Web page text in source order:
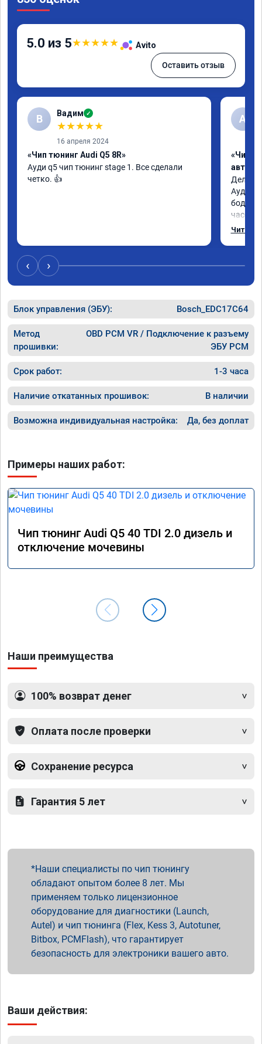
5.0 из 5★★★★★ Avito
Оставить отзыв
В Вадим ✓
★★★★★
16 апреля 2024
«Чип тюнинг Audi Q5 8R»
Ауди q5 чип тюнинг stage 1. Все сделали
четко. 👍
А
«Чип
Делал
как
Читать
‹ ›
Блок управления (ЭБУ): Bosch_EDC17C64
Метод
прошивки:
OBD PCM VR / Подключение к разъему
ЭБУ PCM
Срок работ: 1-3 часа
Наличие откатанных прошивок: В наличии
Возможна индивидуальная настройка: Да, без доплат
Примеры наших работ:
Чип тюнинг Audi Q5 40 TDI 2.0 дизель и
отключение мочевины
Наши преимущества
100% возврат денег
Оплата после проверки
Сохранение ресурса
Гарантия 5 лет
Наши специалисты по чип тюнингу
обладают опытом более 8 лет. Мы
применяем только лицензионное
оборудование для диагностики (Launch,
Autel) и чип тюнинга (Flex, Kess 3, Autotuner,
Bitbox, PCMFlash), что гарантирует
безопасность для электроники вашего авто.
Ваши действия: